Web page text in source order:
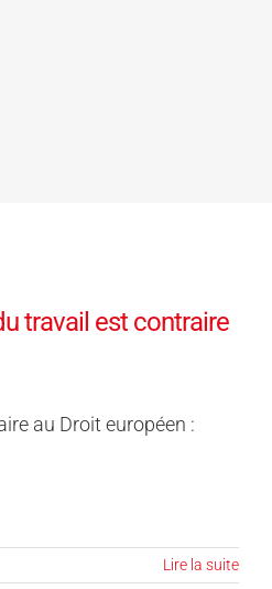
travail est contraire
au Droit européen :
Lire la suite